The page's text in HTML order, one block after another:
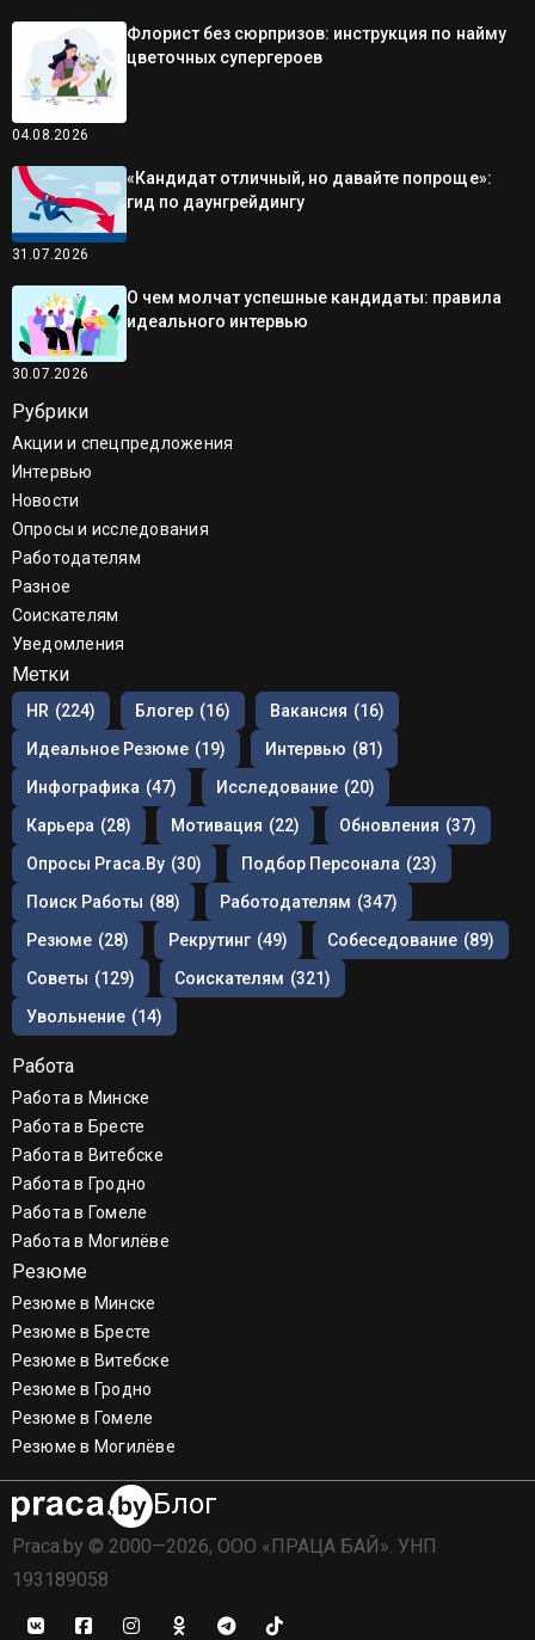
04.08.2026
Флорист без сюрпризов: инструкция по найму
цветочных супергероев
31.07.2026
«Кандидат отличный, но давайте попроще»:
гид по даунгрейдингу
30.07.2026
О чем молчат успешные кандидаты: правила
идеального интервью
Рубрики
Акции и спецпредложения
Интервью
Новости
Опросы и исследования
Работодателям
Разное
Соискателям
Уведомления
Метки
HR (224) Блогер (16) Вакансия (16)
Идеальное Резюме (19) Интервью (81)
Инфографика (47) Исследование (20)
Карьера (28) Мотивация (22) Обновления (37)
Опросы Praca.by (30) Подбор Персонала (23)
Поиск Работы (88) Работодателям (347)
Резюме (28) Рекрутинг (49) Собеседование (89)
Советы (129) Соискателям (321)
Увольнение (14)
Работа
Работа в Минске
Работа в Бресте
Работа в Витебске
Работа в Гродно
Работа в Гомеле
Работа в Могилёве
Резюме
Резюме в Минске
Резюме в Бресте
Резюме в Витебске
Резюме в Гродно
Резюме в Гомеле
Резюме в Могилёве
Блог
Praca.by © 2000—2026, ООО «ПРАЦА БАЙ». УНП
193189058